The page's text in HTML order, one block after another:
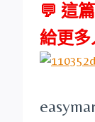
💬 這
給更多